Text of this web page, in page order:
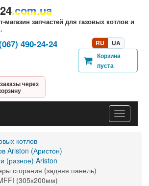
.com.ua
магазин запчастей для газовых котлов и
через
490-24-24
RU
UA
Корзина
пуста
котлов
Ariston (Аристон)
(разное) Ariston
сгорания (задняя панель)
(305х200мм)